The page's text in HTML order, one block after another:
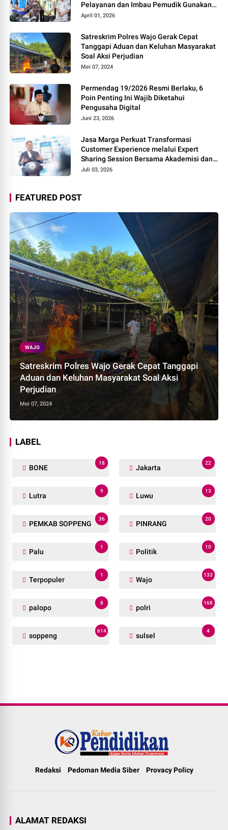
Pelayanan dan Imbau Pemudik Gunakan
Rest Area Alternatif
April 01, 2026
Satreskrim Polres Wajo Gerak Cepat
Tanggapi Aduan dan Keluhan Masyarakat
Soal Aksi Perjudian
Mei 07, 2024
Permendag 19/2026 Resmi Berlaku, 6
Poin Penting Ini Wajib Diketahui
Pengusaha Digital
Juni 23, 2026
Jasa Marga Perkuat Transformasi
Customer Experience melalui Expert
Sharing Session Bersama Akademisi dan
Praktisi
Juli 03, 2026
FEATURED POST
WAJO
Satreskrim Polres Wajo Gerak Cepat Tanggapi
Aduan dan Keluhan Masyarakat Soal Aksi
Perjudian
Mei 07, 2024
LABEL
BONE
18
Jakarta
22
Lutra
9
Luwu
13
PEMKAB SOPPENG
36
PINRANG
20
Palu
1
Politik
10
Terpopuler
1
Wajo
133
palopo
8
polri
168
soppeng
614
sulsel
4
Redaksi Pedoman Media Siber Provacy Policy
ALAMAT REDAKSI